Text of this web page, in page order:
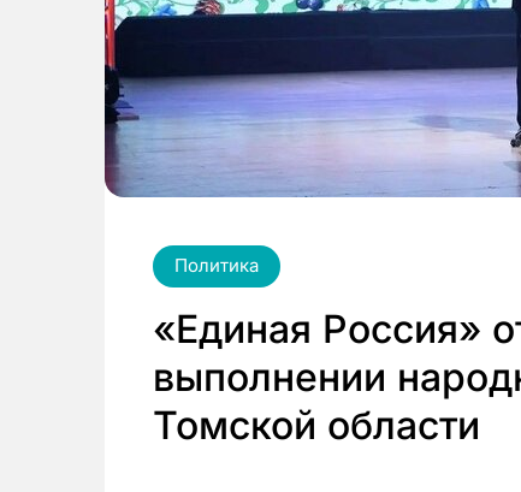
Политика
«Единая Россия»
выполнении
Томской области